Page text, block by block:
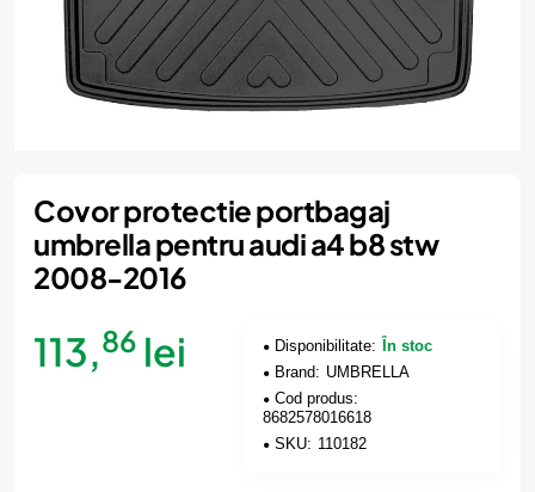
Covor protectie portbagaj
umbrella pentru audi a4 b8 stw
2008-2016
113,86 lei Disponibilitate:
În stoc
Brand: UMBRELLA
Cod produs:
8682578016618
SKU: 110182